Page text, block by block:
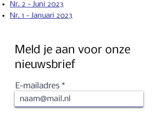
Nr. 2 - Juni 2023
Nr. 1 - Januari 2023
Meld je aan voor onze
nieuwsbrief
E-mailadres